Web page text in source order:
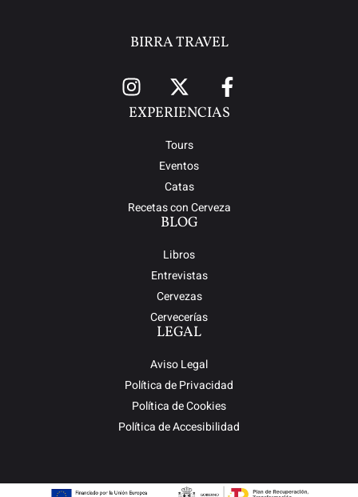
BIRRA TRAVEL
EXPERIENCIAS
Tours
Eventos
Catas
Recetas con Cerveza
BLOG
Libros
Entrevistas
Cervezas
Cervecerías
LEGAL
Aviso Legal
Política de Privacidad
Política de Cookies
Política de Accesibilidad